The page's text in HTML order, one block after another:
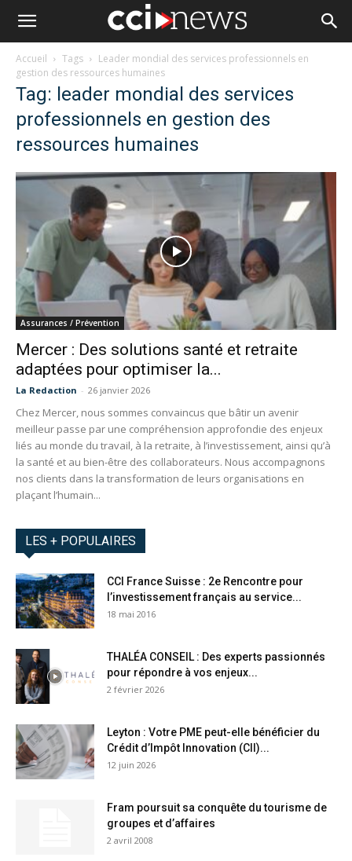
Accueil Tags
Leader mondial des services professionnels en
gestion des ressources humaines
Tag: leader mondial des services
professionnels en gestion des
ressources humaines
Assurances / Prévention
Mercer : Des solutions santé et retraite
adaptées pour optimiser la...
La Redaction - 26 janvier 2026
Chez Mercer, nous sommes convaincus que bâtir un avenir
meilleur passe par une compréhension approfondie des enjeux
liés au monde du travail, à la retraite, à l’investissement, ainsi qu’à
la santé et au bien-être des collaborateurs. Nous accompagnons
nos clients dans la transformation de leurs organisations en
plaçant l’humain...
LES + POPULAIRES
CCI France Suisse : 2e Rencontre pour
l’investissement français au service...
18 mai 2016
THALÉA CONSEIL : Des experts passionnés
pour répondre à vos enjeux...
2 février 2026
Leyton : Votre PME peut-elle bénéficier du
Crédit d’Impôt Innovation (CII)...
12 juin 2026
Fram poursuit sa conquête du tourisme de
groupes et d’affaires
2 avril 2008